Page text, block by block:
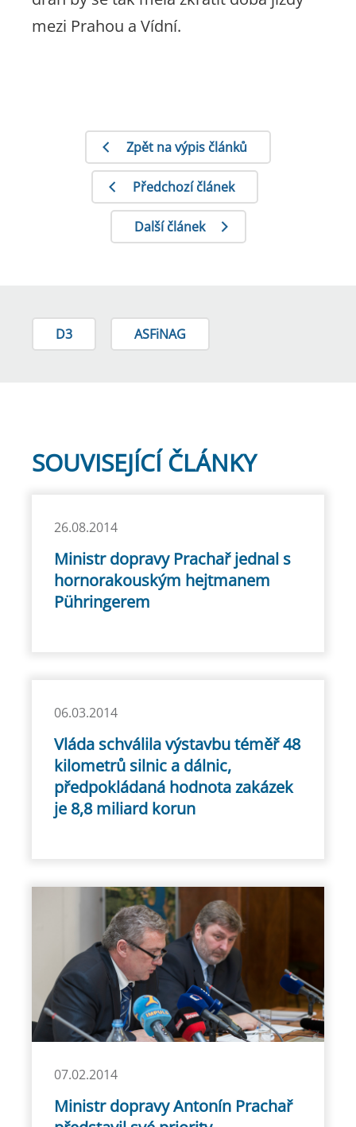
mezi Prahou a Vídní.
Zpět na výpis článků
Předchozí článek
Další článek
D3 ASFiNAG
SOUVISEJÍCÍ ČLÁNKY
26.08.2014
Ministr dopravy Prachař jednal s
hornorakouským hejtmanem
Pühringerem
06.03.2014
Vláda schválila výstavbu téměř 48
kilometrů silnic a dálnic,
předpokládaná hodnota zakázek
je 8,8 miliard korun
07.02.2014
Ministr dopravy Antonín Prachař